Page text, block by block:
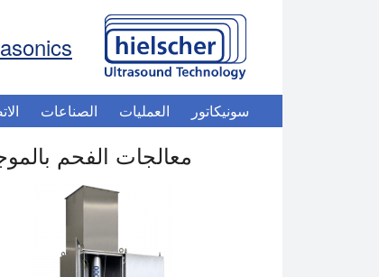
سونيكاتور العمليات الصناعات
معالجات الفحم